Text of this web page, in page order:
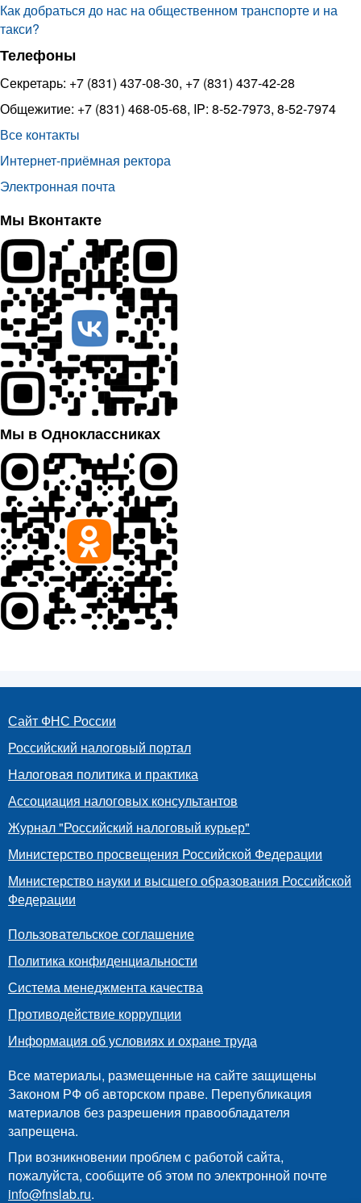
Как добраться до нас на общественном транспорте и на
такси?
Телефоны
Секретарь: +7 (831) 437-08-30, +7 (831) 437-42-28
Общежитие: +7 (831) 468-05-68, IP: 8-52-7973, 8-52-7974
Все контакты
Интернет-приёмная ректора
Электронная почта
Мы Вконтакте
Мы в Одноклассниках
Сайт ФНС России
Российский налоговый портал
Налоговая политика и практика
Ассоциация налоговых консультантов
Журнал "Российский налоговый курьер"
Министерство просвещения Российской Федерации
Министерство науки и высшего образования Российской
Федерации
Пользовательское соглашение
Политика конфиденциальности
Система менеджмента качества
Противодействие коррупции
Информация об условиях и охране труда
Все материалы, размещенные на сайте защищены
Законом РФ об авторском праве. Перепубликация
материалов без разрешения правообладателя
запрещена.
При возникновении проблем с работой сайта,
пожалуйста, сообщите об этом по электронной почте
info@fnslab.ru.